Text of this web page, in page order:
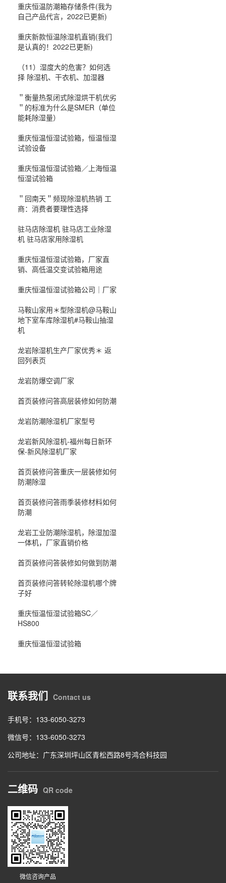
重庆恒温防潮箱存储条件(我为
自己产品代言，2022已更新)
重庆新款恒温除湿机直销(我们
是认真的！2022已更新)
（11）湿度大的危害？如何选
择 除湿机、干衣机、加湿器
＂衡量热泵闭式除湿烘干机优劣
＂的标准为什么是SMER（单位
能耗除湿量）
重庆恒温恒湿试验箱，恒温恒湿
试验设备
重庆恒温恒湿试验箱／上海恒温
恒湿试验箱
＂回南天＂频现除湿机热销 工
商：消费者要理性选择
驻马店除湿机 驻马店工业除湿
机 驻马店家用除湿机
重庆恒温恒湿试验箱，厂家直
销、高低温交变试验箱用途
重庆恒温恒湿试验箱公司｜厂家
马鞍山家用＊型除湿机@马鞍山
地下室车库除湿机#马鞍山抽湿
机
龙岩除湿机生产厂家优秀＊ 返
回列表页
龙岩防爆空调厂家
首页装修问答高层装修如何防潮
龙岩防潮除湿机厂家型号
龙岩新风除湿机-福州每日新环
保-新风除湿机厂家
首页装修问答重庆一层装修如何
防潮除湿
首页装修问答雨季装修材料如何
防潮
龙岩工业防潮除湿机，除湿加湿
一体机，厂家直销价格
首页装修问答装修如何做到防潮
首页装修问答转轮除湿机哪个牌
子好
重庆恒温恒湿试验箱SC／
HS800
重庆恒温恒湿试验箱
联系我们 Contact us
手机号：133-6050-3273
微信号：133-6050-3273
公司地址：广东深圳坪山区青松西路8号鸿合科技园
二维码 QR code
微信咨询产品